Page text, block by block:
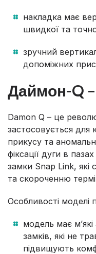
накладка має
швидкої та
зручний
допоміжних
Даймон-Q –
Damon Q – це
застосовується для
прикусу та
фіксації дуги в
замки Snap Link, які
та скороченню
Особливості моделі
модель має м’які
замків, які не
підвищують